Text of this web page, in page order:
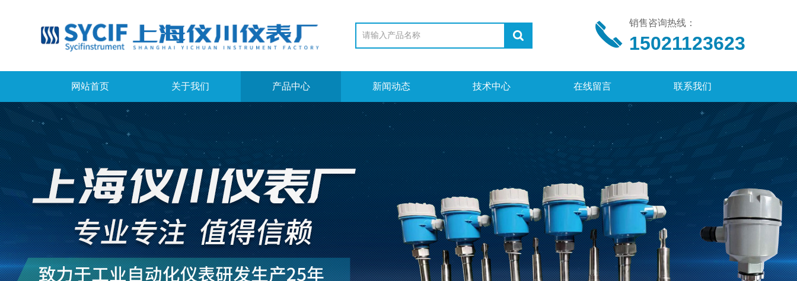
销售咨询热线：
15021123623
网站首页 关于我们 产品中心 新闻动态 技术中心 在线留言 联系我们